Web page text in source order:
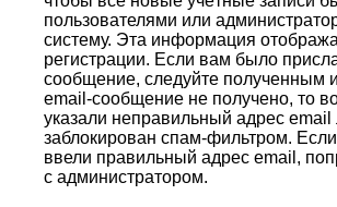
пользователями или
систему. Эта информация
регистрации. Если вам было
сообщение, следуйте полученным
email-сообщение не получено, то
указали неправильный адрес email
заблокирован спам-фильтром.
ввели правильный адрес email,
с администратором.